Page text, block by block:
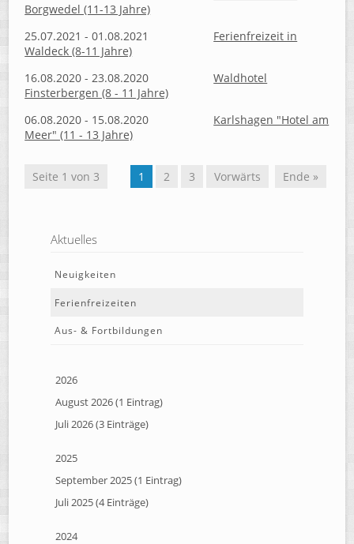
Borgwedel (11-13 Jahre)
25.07.2021 - 01.08.2021
Ferienfreizeit in
Waldeck (8-11 Jahre)
16.08.2020 - 23.08.2020
Waldhotel
Finsterbergen (8 - 11 Jahre)
06.08.2020 - 15.08.2020
Karlshagen "Hotel am
Meer" (11 - 13 Jahre)
Seite 1 von 3 1 2 3 Vorwärts Ende »
Aktuelles
Neuigkeiten
Ferienfreizeiten
Aus- & Fortbildungen
2026
August 2026 (1 Eintrag)
Juli 2026 (3 Einträge)
2025
September 2025 (1 Eintrag)
Juli 2025 (4 Einträge)
2024